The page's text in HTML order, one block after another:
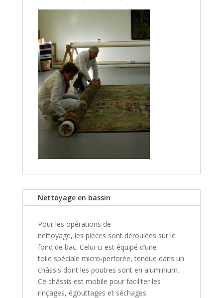
Nettoyage en bassin
Pour les opérations de
nettoyage, les pièces sont déroulées sur le
fond de bac. Celui-ci est équipé d’une
toile spéciale micro-perforée, tendue dans un
châssis dont les poutres sont en aluminium.
Ce châssis est mobile pour faciliter les
rinçages, égouttages et séchages.